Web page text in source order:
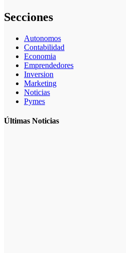
Secciones
Autonomos
Contabilidad
Economia
Emprendedores
Inversion
Marketing
Noticias
Pymes
Últimas Noticias